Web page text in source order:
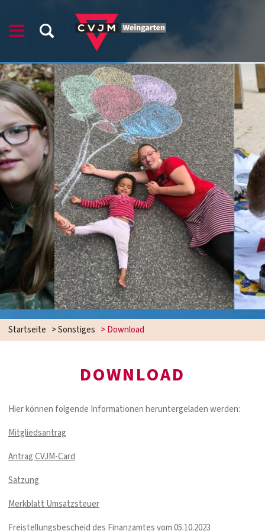
Startseite >Sonstiges >Download
DOWNLOAD
Hier können folgende Informationen heruntergeladen werden:
Mitgliedsantrag
Antrag CVJM-Card
Satzung
Merkblatt Umsatzsteuer
Freistellungsbescheid des Finanzamtes vom 05.10.2023